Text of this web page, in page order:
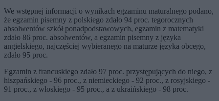
We wstępnej informacji o wynikach egzaminu maturalnego podano,
że egzamin pisemny z polskiego zdało 94 proc. tegorocznych
absolwentów szkół ponadpodstawowych, egzamin z matematyki
zdało 86 proc. absolwentów, a egzamin pisemny z języka
angielskiego, najczęściej wybieranego na maturze języka obcego,
zdało 95 proc.
Egzamin z francuskiego zdało 97 proc. przystępujących do niego, z
hiszpańskiego - 96 proc., z niemieckiego - 92 proc., z rosyjskiego -
91 proc., z włoskiego - 95 proc., a z ukraińskiego - 98 proc.